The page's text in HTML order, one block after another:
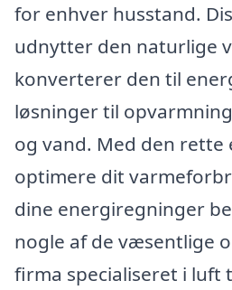
for enhver husstand.
udnytter den naturlige
konverterer den til
løsninger til
og vand. Med den rette
optimere dit
dine energiregninger
nogle af de væsentlige
firma specialiseret i luft